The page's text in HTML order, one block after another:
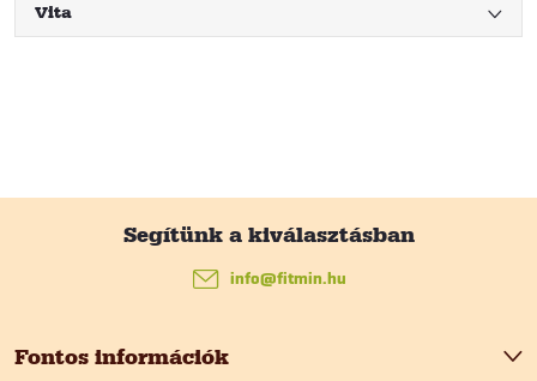
Vita
bFontos információk
info@fitmin.hu